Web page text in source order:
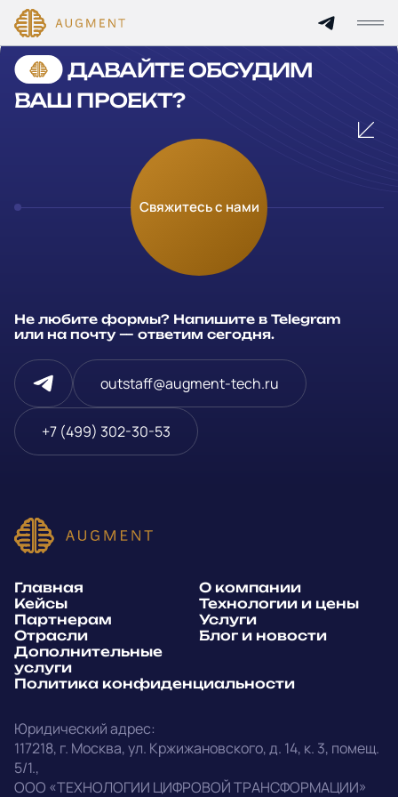
Написать в Telegram
outstaff@augment-tech.ru
Главная
Технологии и цены
Услуги
Отрасли
Блог и новости
Политика
конфиденциальности
Cannot find 'services' template with page 'detail'
ДАВАЙТЕ ОБСУДИМ
ВАШ ПРОЕКТ?
Свяжитесь с нами
Не любите формы? Напишите в Telegram
или на почту — ответим сегодня.
outstaff@augment-tech.ru
+7 (499) 302-30-53
Юридический адрес:
117218, г. Москва,ул. Кржижановского, д. 14, к. 3, помещ.
5/1.,
ООО «ТЕХНОЛОГИИ ЦИФРОВОЙ ТРАНСФОРМАЦИИ»
Главная
О компании
Кейсы
Технологии и цены
Партнерам
Услуги
Отрасли
Блог и новости
Дополнительные
услуги
Политика конфиденциальности
Оставьте заявку
Заполните и отправьте данные и мы свяжемся с вами в
течение рабочего дня
Компания
Телефон*
E-mail
Telegram
WhatsApp
E-mail
Позвонить
Напишите, какие специалисты, в каком количестве и как
срочно нужны на ваш проект
Прикрепить файл